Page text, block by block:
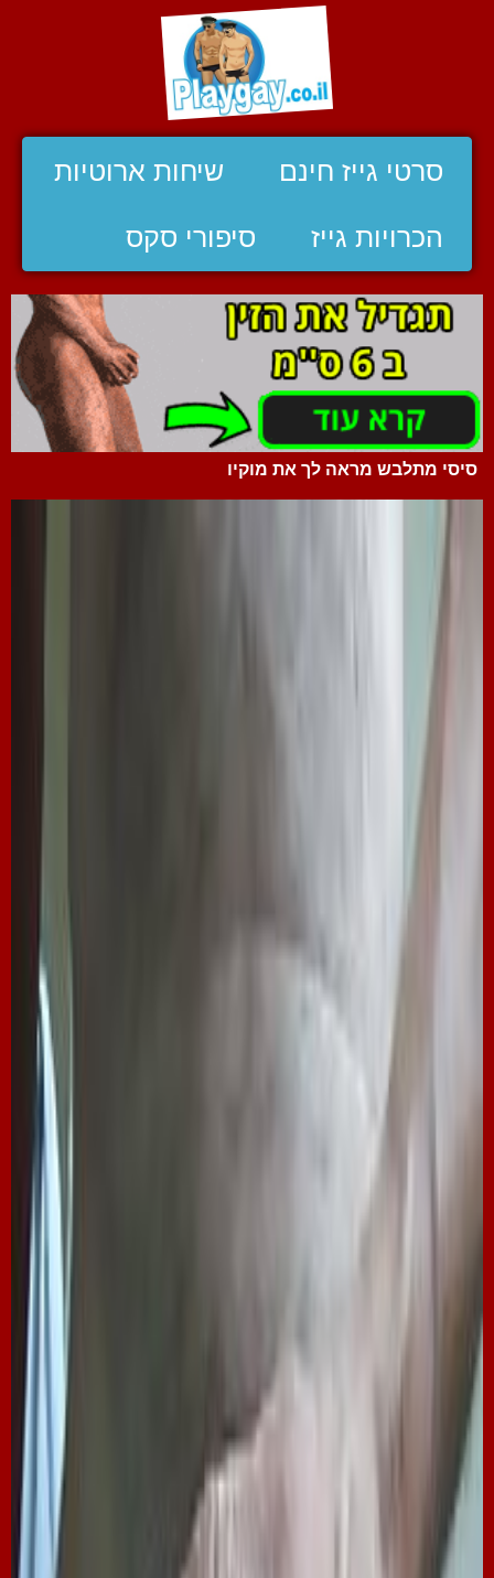
סרטי גייז חינם שיחות ארוטיות
הכרויות גייז סיפורי סקס
סיסי מתלבש מראה לך את מוקיו